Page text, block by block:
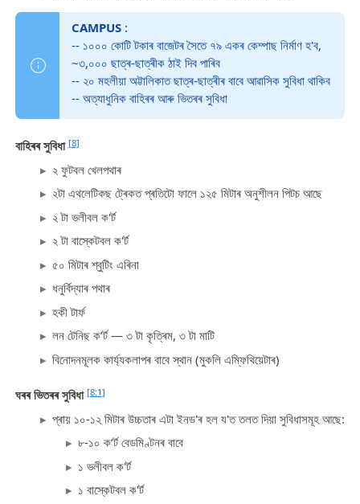
CAMPUS:
-- ১০০০ কোটি টকাৰ বাজেটৰ সৈতে ৭৯ একৰ কেম্পাছ নিৰ্মাণ হ'ব,
~৩,০০০ ছাত্ৰ-ছাত্ৰীক ঠাই দিব পাৰিব
-- ২০ মহলীয়া অট্টালিকাত ছাত্ৰ-ছাত্ৰীৰ বাবে আৱাসিক সুবিধা থাকিব
-- অত্যাধুনিক বাহিৰৰ আৰু ভিতৰৰ সুবিধা
বাহিৰৰ সুবিধা [8]
২ ফুটবল খেলপথাৰ
২টা এথলেটিকছ ট্ৰেকত প্ৰতিটো ফালে ১২৫ মিটাৰ অনুশীলন পিটচ আছে
২ টা ভলীবল ক'ৰ্ট
২ টা বাস্কেটবল ক'ৰ্ট
৫০ মিটাৰ শ্বুটিং এৰিনা
ধনুৰ্বিদ্যাৰ পথাৰ
হকী টাৰ্ফ
লন টেনিছ ক’ৰ্ট — ৩ টা কৃত্ৰিম, ৩ টা মাটি
বিনোদনমূলক কাৰ্য্যকলাপৰ বাবে স্থান (মুকলি এম্ফিথিয়েটাৰ)
ঘৰৰ ভিতৰৰ সুবিধা [8:1]
প্ৰায় ১০-১২ মিটাৰ উচ্চতাৰ এটা ইনড'ৰ হল য'ত তলত দিয়া সুবিধাসমূহ আছে:
৮-১০ ক’ৰ্ট বেডমিণ্টনৰ বাবে
১ ভলীবল ক'ৰ্ট
১ বাস্কেটবল ক'ৰ্ট